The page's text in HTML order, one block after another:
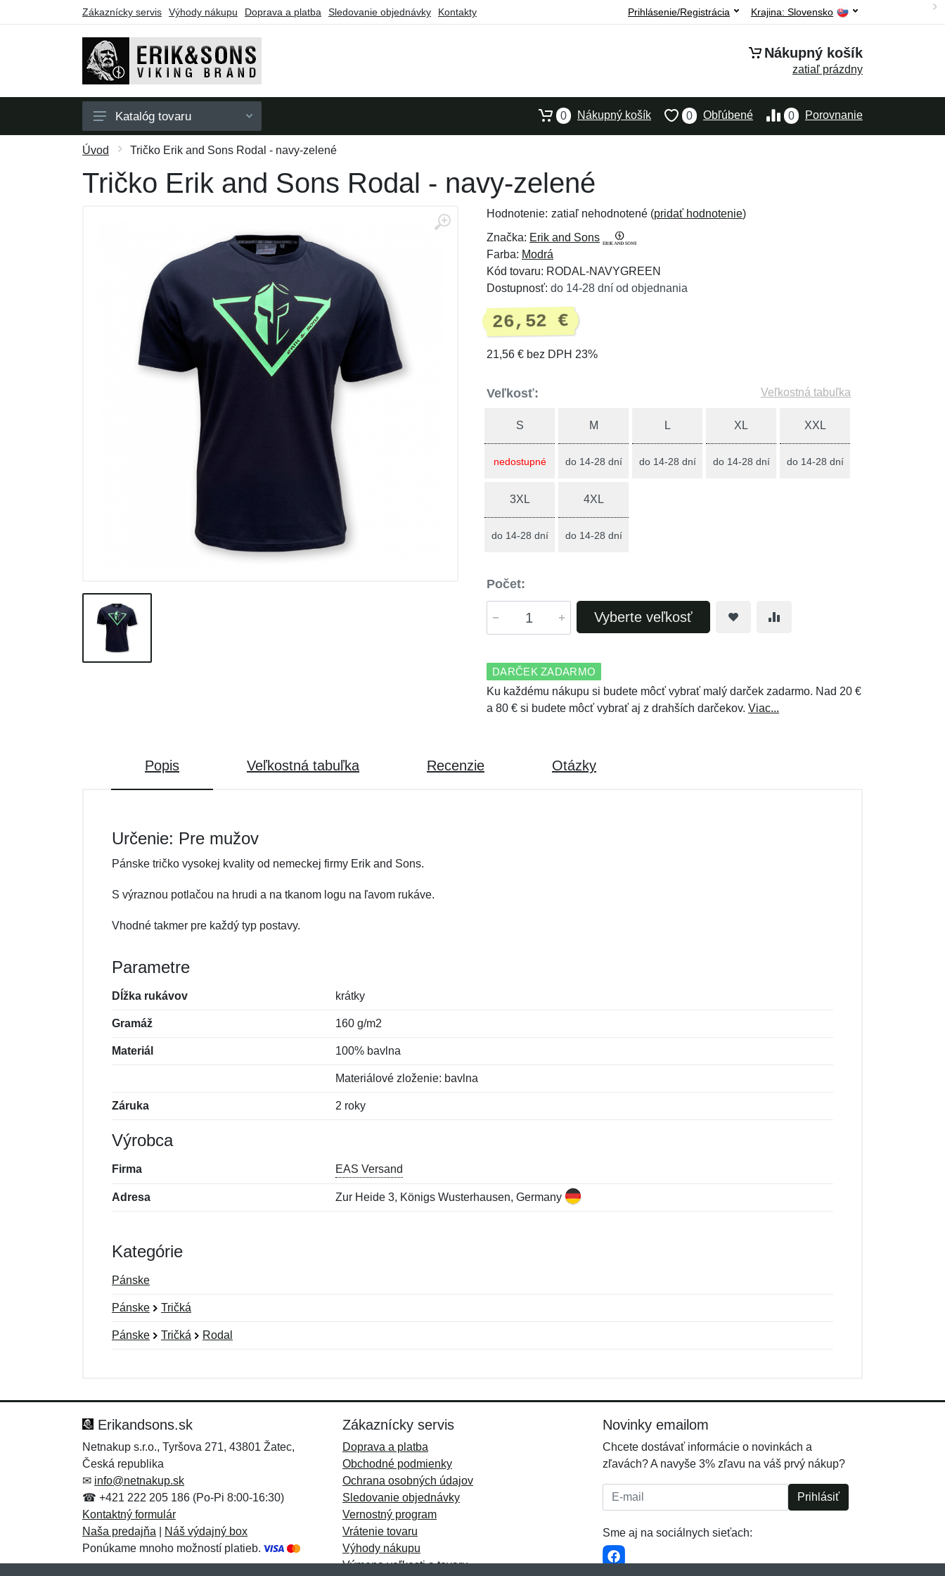
Zákaznícky servis Výhody nákupu Doprava a platba Sledovanie objednávky Kontakty Krajina: Slovensko
Prihlásenie/Registrácia
Nákupný košík
zatiaľ prázdny
Pánske
Dámske
Katalóg tovaru 0 Porovnanie
0 Obľúbené
0 Nákupný košík
Úvod Tričko Erik and Sons Rodal - navy-zelené
Tričko Erik and Sons Rodal - navy-zelené
Hodnotenie: zatiaľ nehodnotené (pridať hodnotenie)
Značka: Erik and Sons
Farba: Modrá
Kód tovaru: RODAL-NAVYGREEN
Dostupnosť: do 14-28 dní od objednania
26,52 €
21,56 € bez DPH 23%
Veľkosť: Veľkostná tabuľka
S
nedostupné
M
do 14-28 dní
L
do 14-28 dní
XL
do 14-28 dní
XXL
do 14-28 dní
3XL
do 14-28 dní
4XL
do 14-28 dní
Počet:
Vyberte veľkosť
DARČEK ZADARMO
Ku každému nákupu si budete môcť vybrať malý darček zadarmo. Nad 20 €
a 80 € si budete môcť vybrať aj z drahších darčekov. Viac...
Popis Veľkostná tabuľka Recenzie Otázky
Určenie: Pre mužov
Pánske tričko vysokej kvality od nemeckej firmy Erik and Sons.
S výraznou potlačou na hrudi a na tkanom logu na ľavom rukáve.
Vhodné takmer pre každý typ postavy.
Parametre
Dĺžka rukávov krátky
Gramáž 160 g/m2
Materiál 100% bavlna
Materiálové zloženie: bavlna
Záruka 2 roky
Výrobca
Firma EAS Versand
Adresa Zur Heide 3, Königs Wusterhausen, Germany
Kategórie
Pánske
Pánske Tričká
Pánske Tričká Rodal
Správa*
Správa*
Erikandsons.sk
Netnakup s.r.o., Tyršova 271, 43801 Žatec,
Česká republika
✉ info@netnakup.sk
☎ +421 222 205 186 (Po-Pi 8:00-16:30)
Kontaktný formulár
Naša predajňa
Náš výdajný box
Ponúkame mnoho možností platieb.
Zákaznícky servis
Doprava a platba
Obchodné podmienky
Ochrana osobných údajov
Sledovanie objednávky
Vernostný program
Vrátenie tovaru
Výhody nákupu
Výmena veľkosti a tovaru
Novinky emailom
Chcete dostávať informácie o novinkách a
zľavách? A navyše 3% zľavu na váš prvý nákup?
E-mail: Prihlásiť
Sme aj na sociálnych sieťach: